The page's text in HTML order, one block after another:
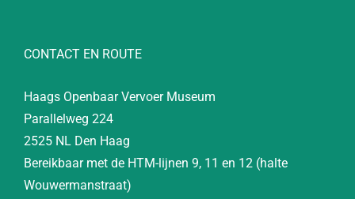
CONTACT EN ROUTE
Haags Openbaar Vervoer Museum
Parallelweg 224
2525 NL Den Haag
Bereikbaar met de HTM-lijnen 9, 11 en 12 (halte
Wouwermanstraat)